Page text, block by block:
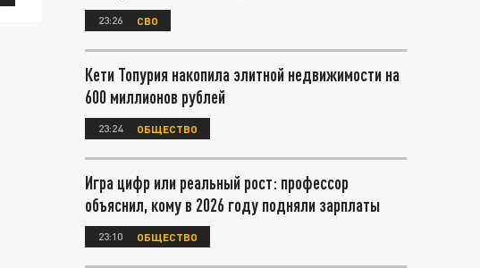
23:26 СВО
Кети Топурия накопила элитной недвижимости на
600 миллионов рублей
23:24 ОБЩЕСТВО
Игра цифр или реальный рост: профессор
объяснил, кому в 2026 году подняли зарплаты
23:10 ОБЩЕСТВО